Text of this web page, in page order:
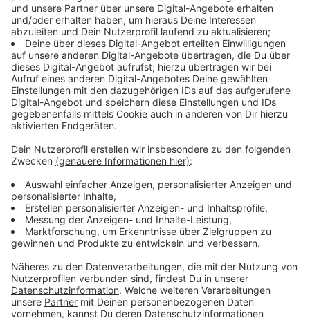
Ich schäme mich, weil ich finanziell nicht in
der Lage bin, wichtigen Menschen schön zu
beschenken. Was tun?
Anzeige
Wenn das Budget knapp ist, ist Authentizität der
Schlüssel. Anstatt sich zu schämen, weil man keine
teuren Geschenke machen kann, sollte man ehrlich
auszudrücken, und teure Geschenke stehen dabei
nicht an erster Stelle.
Anzeige
Was sind Tipps, um entspannter durch die
Weihnachtstage zu kommen?